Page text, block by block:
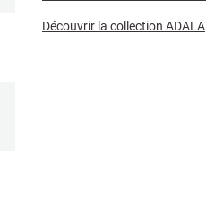
Découvrir la collection ADALA